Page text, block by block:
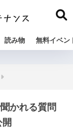
読み物 無料イベン
かれる質問